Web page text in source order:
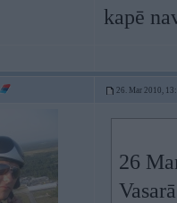
kapē
26. Mar 2010,
26